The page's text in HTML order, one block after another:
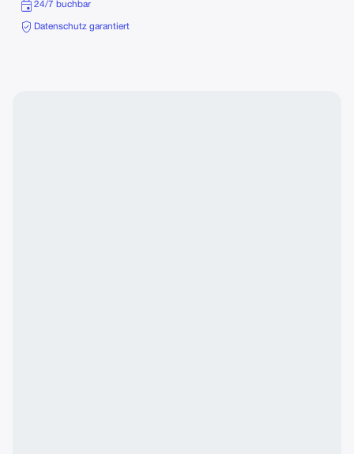
24/7 buchbar
Datenschutz garantiert